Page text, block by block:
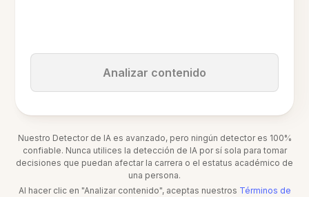
Analizar contenido
Nuestro Detector de IA es avanzado, pero ningún detector es 100%
confiable. Nunca utilices la detección de IA por sí sola para tomar
decisiones que puedan afectar la carrera o el estatus académico de
una persona.
Al hacer clic en "Analizar contenido", aceptas nuestros Términos de